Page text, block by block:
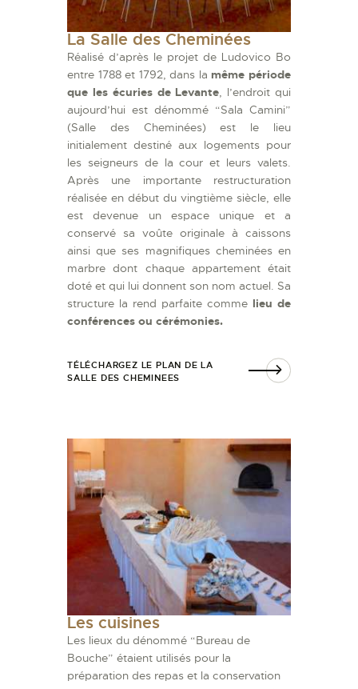
La Salle des Cheminées
Réalisé d’après le projet de Ludovico Bo
entre 1788 et 1792, dans la même période
que les écuries de Levante, l’endroit qui
aujourd’hui est dénommé “Sala Camini”
(Salle des Cheminées) est le lieu
initialement destiné aux logements pour
les seigneurs de la cour et leurs valets.
Après une importante restructuration
réalisée en début du vingtième siècle, elle
est devenue un espace unique et a
conservé sa voûte originale à caissons
ainsi que ses magnifiques cheminées en
marbre dont chaque appartement était
doté et qui lui donnent son nom actuel. Sa
structure la rend parfaite comme lieu de
conférences ou cérémonies.
TÉLÉCHARGEZ LE PLAN DE LA
SALLE DES CHEMINEES
Les cuisines
Les lieux du dénommé “Bureau de
Bouche” étaient utilisés pour la
préparation des repas et la conservation